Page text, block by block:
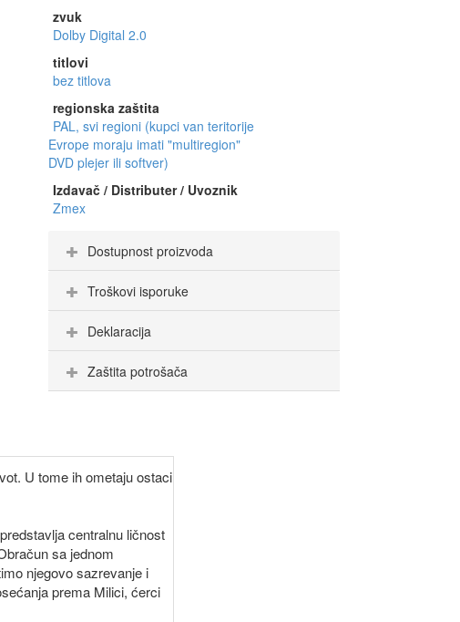
zvuk
Dolby Digital 2.0
titlovi
bez titlova
regionska zaštita
PAL, svi regioni (kupci van teritorije
Evrope moraju imati "multiregion"
DVD plejer ili softver)
Izdavač / Distributer / Uvoznik
Zmex
Dostupnost proizvoda
Troškovi isporuke
Deklaracija
Zaštita potrošača
U tome ih ometaju ostaci
centralnu ličnost
sa jednom
njegovo sazrevanje i
prema Milici, ćerci